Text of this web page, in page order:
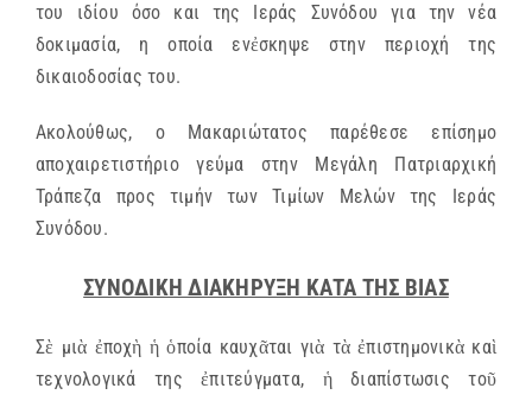
του ιδίου όσο και της Ιεράς Συνόδου για την νέα
δοκιμασία, η οποία ενἐσκηψε στην περιοχή της
δικαιοδοσίας του.
Ακολούθως, ο Μακαριώτατος παρέθεσε επίσημο
αποχαιρετιστήριο γεύμα στην Μεγάλη Πατριαρχική
Τράπεζα προς τιμήν των Τιμίων Μελών της Ιεράς
Συνόδου.
ΣΥΝΟΔΙΚΗ ΔΙΑΚΗΡΥΞΗ ΚΑΤΑ ΤΗΣ ΒΙΑΣ
Σὲ μιὰ ἐποχὴ ἡ ὁποία καυχᾶται γιὰ τὰ ἐπιστημονικὰ καὶ
τεχνολογικά της ἐπιτεύγματα, ἡ διαπίστωσις τοῦ